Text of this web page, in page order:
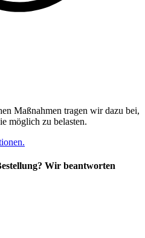
Maßnahmen tragen wir dazu bei,
möglich zu belasten.
Wir beantworten